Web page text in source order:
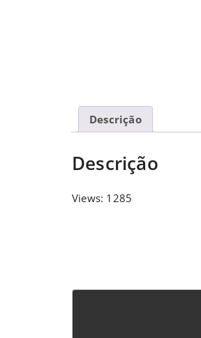
Descrição
Descrição
Views: 1285